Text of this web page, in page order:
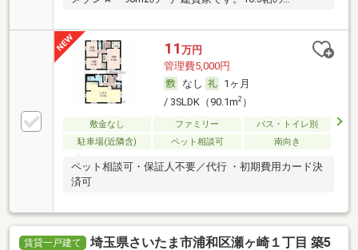
11 万円
管理費5,000円
なし
1ヶ月
/ 3SLDK（90.1m2）
敷金なし ファミリー
バス・トイレ別
駐車場(近隣含)
ペット相談可 南向き
ペット相談可・保証人不要／代行 ・初期費用カード決
済可
賃貸一戸建て
埼玉県さいたま市浦和区瀬ヶ崎１丁目 築5